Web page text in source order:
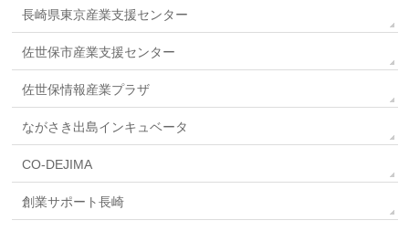
長崎県東京産業支援センター
佐世保市産業支援センター
佐世保情報産業プラザ
ながさき出島インキュベータ
CO-DEJIMA
創業サポート長崎